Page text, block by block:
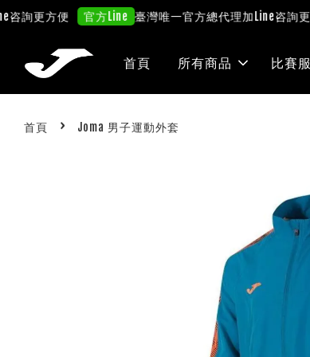
更方便 官方Line 臺灣唯一官方總代理加Line咨詢更方便
首頁 所有商品 比賽服
首頁 › Joma 男子運動外套